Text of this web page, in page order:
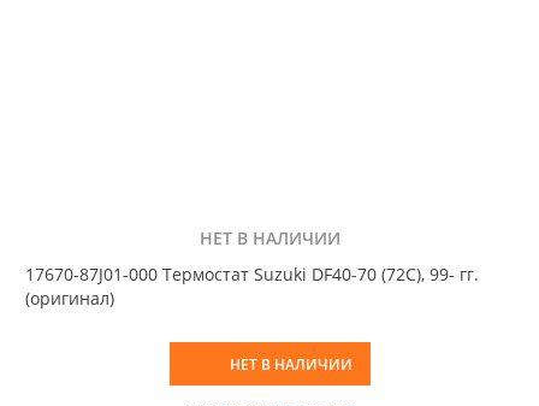
НЕТ В НАЛИЧИИ
17670-87J01-000 Термостат Suzuki DF40-70 (72C), 99- гг.
(оригинал)
НЕТ В НАЛИЧИИ